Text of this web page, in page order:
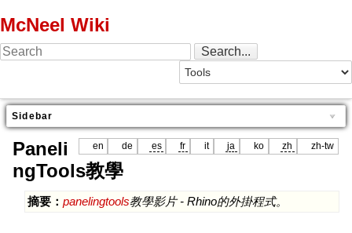
McNeel Wiki
Sidebar
en de es fr it ja ko zh zh-tw
Paneli
ngTools教學
摘要： panelingtools教學影片 - Rhino的外掛程式。